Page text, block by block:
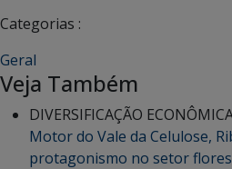
Categorias :
Geral
Veja Também
DIVERSIFICAÇÃO
Motor do Vale da Celulose,
protagonismo no setor